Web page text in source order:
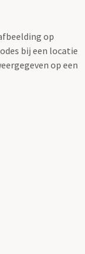
op
bij een locatie
op een